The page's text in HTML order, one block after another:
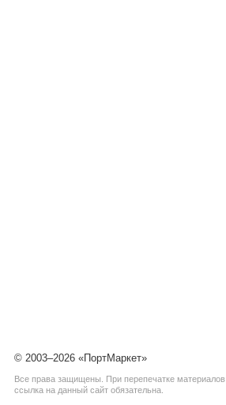
© 2003–2026 «ПортМаркет»
Все права защищены. При перепечатке материалов
ссылка на данный сайт обязательна.